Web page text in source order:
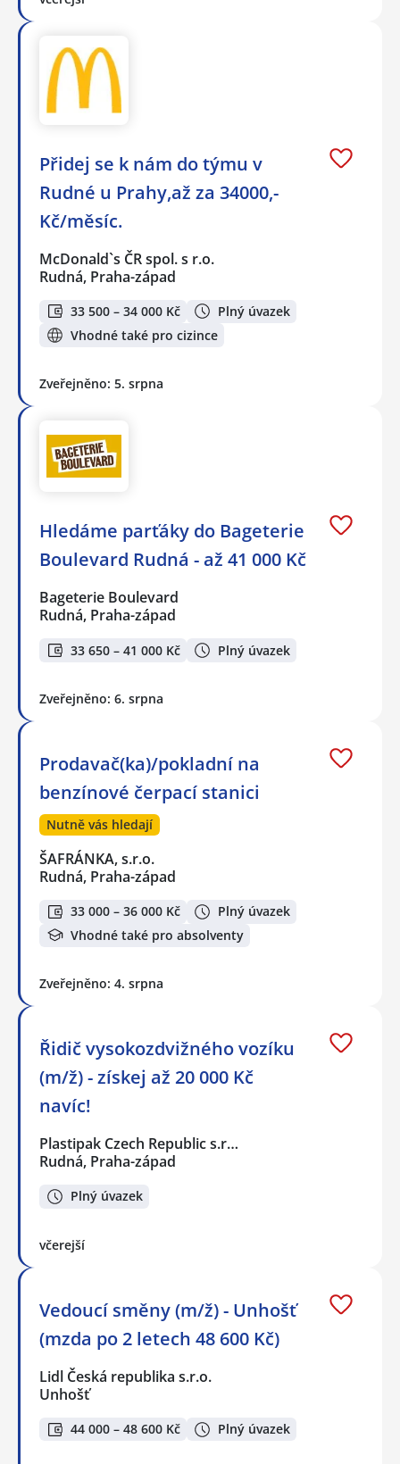
Přidej se k nám do týmu v
Rudné u Prahy,až za 34000,-
Kč/měsíc.
McDonald`s ČR spol. s r.o.
Rudná, Praha-západ
33 500 – 34 000 Kč
Plný úvazek
Vhodné také pro cizince
Zveřejněno: 5. srpna
Hledáme parťáky do Bageterie
Boulevard Rudná - až 41 000 Kč
Bageterie Boulevard
Rudná, Praha-západ
33 650 – 41 000 Kč Plný úvazek
Zveřejněno: 6. srpna
Prodavač(ka)/pokladní na
benzínové čerpací stanici
Nutně vás hledají
ŠAFRÁNKA, s.r.o.
Rudná, Praha-západ
33 000 – 36 000 Kč
Plný úvazek
Vhodné také pro absolventy
Zveřejněno: 4. srpna
Řidič vysokozdvižného vozíku
(m/ž) - získej až 20 000 Kč
navíc!
Plastipak Czech Republic s.r…
Rudná, Praha-západ
Plný úvazek
včerejší
Vedoucí směny (m/ž) - Unhošť
(mzda po 2 letech 48 600 Kč)
Lidl Česká republika s.r.o.
Unhošť
44 000 – 48 600 Kč Plný úvazek